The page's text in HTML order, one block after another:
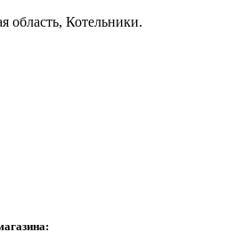
область, Котельники.